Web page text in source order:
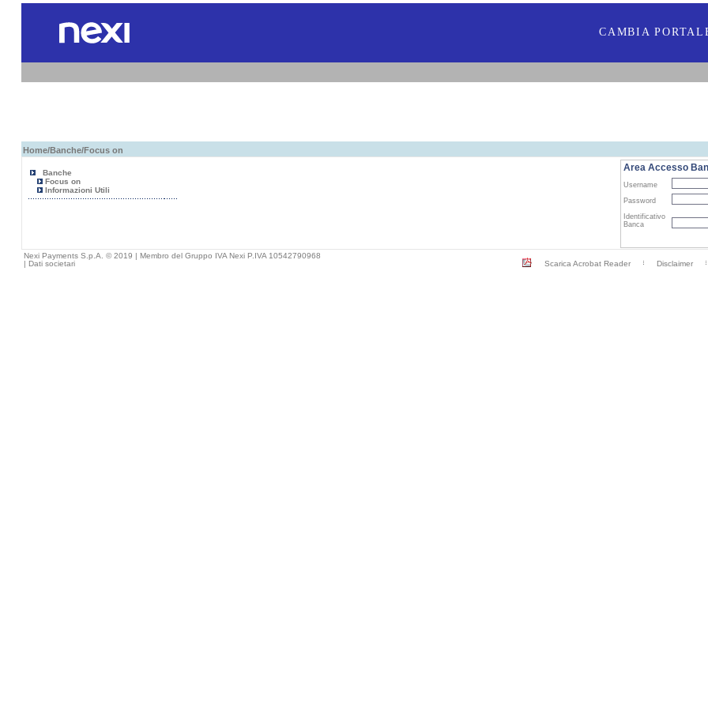
CAMBIA
Home/Banche/Focus on
Banche
Focus on
Informazioni Utili
Area Accesso
Username
Password
Identificativo
Banca
Nexi Payments S.p.A. © 2019 | Membro del Gruppo IVA Nexi P.IVA 10542790968
| Dati societari Scarica Acrobat Reader Disclaimer